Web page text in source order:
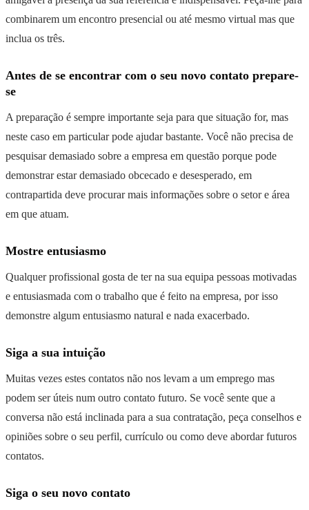
combinarem um encontro presencial ou até mesmo virtual mas que
inclua os três.
Antes de se encontrar com o seu novo contato prepare-
se
A preparação é sempre importante seja para que situação for, mas
neste caso em particular pode ajudar bastante. Você não precisa de
pesquisar demasiado sobre a empresa em questão porque pode
demonstrar estar demasiado obcecado e desesperado, em
contrapartida deve procurar mais informações sobre o setor e área
em que atuam.
Mostre entusiasmo
Qualquer profissional gosta de ter na sua equipa pessoas motivadas
e entusiasmada com o trabalho que é feito na empresa, por isso
demonstre algum entusiasmo natural e nada exacerbado.
Siga a sua intuição
Muitas vezes estes contatos não nos levam a um emprego mas
podem ser úteis num outro contato futuro. Se você sente que a
conversa não está inclinada para a sua contratação, peça conselhos e
opiniões sobre o seu perfil, currículo ou como deve abordar futuros
contatos.
Siga o seu novo contato